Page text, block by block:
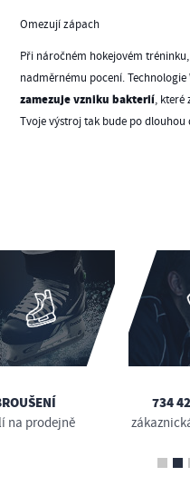
Omezují zápach
Při náročném hokejovém
nadměrnému pocení.
zamezuje vzniku bakterií, které
Tvoje výstroj tak bude po
na prodejně
734